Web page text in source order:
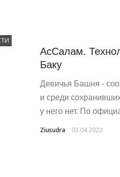
АсСалам.
Баку
Девичья Башня -
и среди
у него нет. По
Ziusudra 03.04.2022